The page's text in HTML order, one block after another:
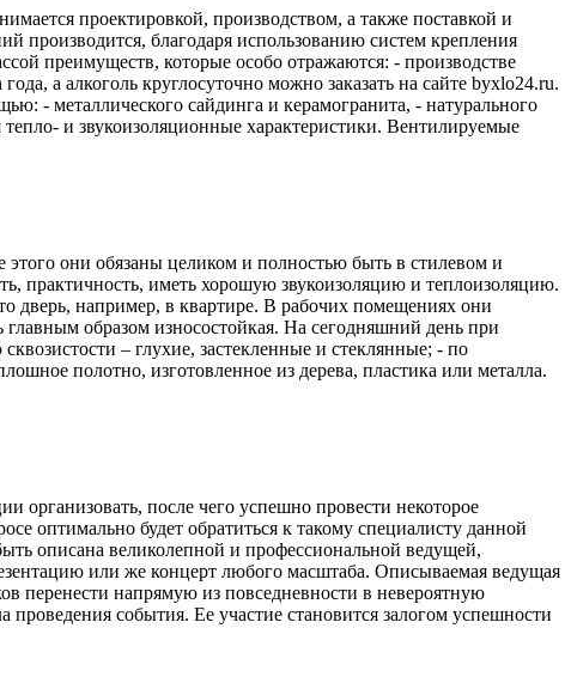
проектировкой, производством, а также поставкой и
производится, благодаря использованию систем крепления
преимуществ, которые особо отражаются: - производстве
а алкоголь круглосуточно можно заказать на сайте byxlo24.ru.
- металлического сайдинга и керамогранита, - натурального
и звукоизоляционные характеристики. Вентилируемые
этого они обязаны целиком и полностью быть в стилевом и
практичность, иметь хорошую звукоизоляцию и теплоизоляцию.
дверь, например, в квартире. В рабочих помещениях они
образом износостойкая. На сегодняшний день при
– глухие, застекленные и стеклянные; - по
полотно, изготовленное из дерева, пластика или металла.
организовать, после чего успешно провести некоторое
оптимально будет обратиться к такому специалисту данной
описана великолепной и профессиональной ведущей,
или же концерт любого масштаба. Описываемая ведущая
перенести напрямую из повседневности в невероятную
проведения события. Ее участие становится залогом успешности